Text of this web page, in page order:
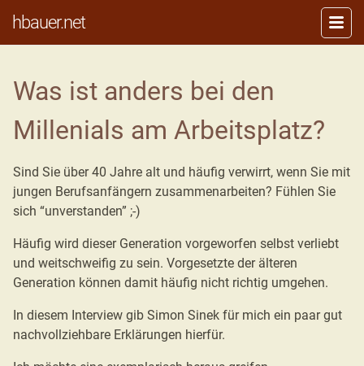
hbauer.net
Was ist anders bei den
Millenials am Arbeitsplatz?
Sind Sie über 40 Jahre alt und häufig verwirrt, wenn Sie mit
jungen Berufsanfängern zusammenarbeiten? Fühlen Sie
sich “unverstanden” ;-)
Häufig wird dieser Generation vorgeworfen selbst verliebt
und weitschweifig zu sein. Vorgesetzte der älteren
Generation können damit häufig nicht richtig umgehen.
In diesem Interview gib Simon Sinek für mich ein paar gut
nachvollziehbare Erklärungen hierfür.